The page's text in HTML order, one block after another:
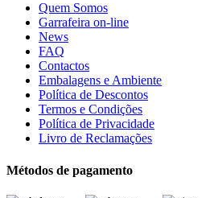
Quem Somos
Garrafeira on-line
News
FAQ
Contactos
Embalagens e Ambiente
Política de Descontos
Termos e Condições
Política de Privacidade
Livro de Reclamações
Métodos de pagamento